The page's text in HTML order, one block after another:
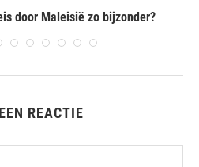
door Maleisië zo bijzonder?
REACTIE